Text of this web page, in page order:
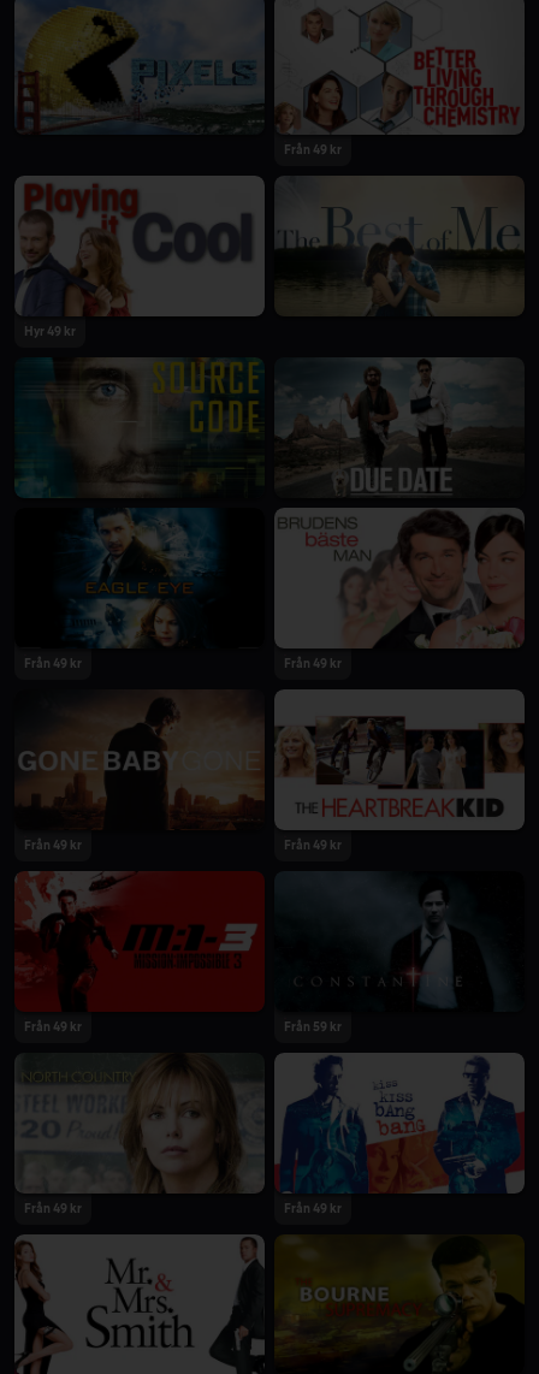
Från 49 kr
Hyr 49 kr
Från 49 kr Från 49 kr
Från 49 kr Från 49 kr
Från 49 kr Från 59 kr
Från 49 kr Från 49 kr